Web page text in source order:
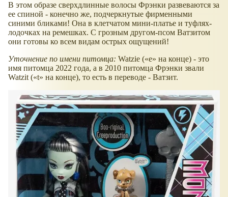
В этом образе сверхдлинные волосы Фрэнки развеваются за
ее спиной - конечно же, подчеркнутые фирменными
синими бликами! Она в клетчатом мини-платье и туфлях-
лодочках на ремешках. С грозным другом-псом Ватзитом
они готовы ко всем видам острых ощущений!
Уточнение по имени питомца: Watzie ( e
на конце) - это
имя питомца 2022 года, а в 2010 питомца Фрэнки звали
Watzit ( t на конце), то есть в переводе - Ватзит.